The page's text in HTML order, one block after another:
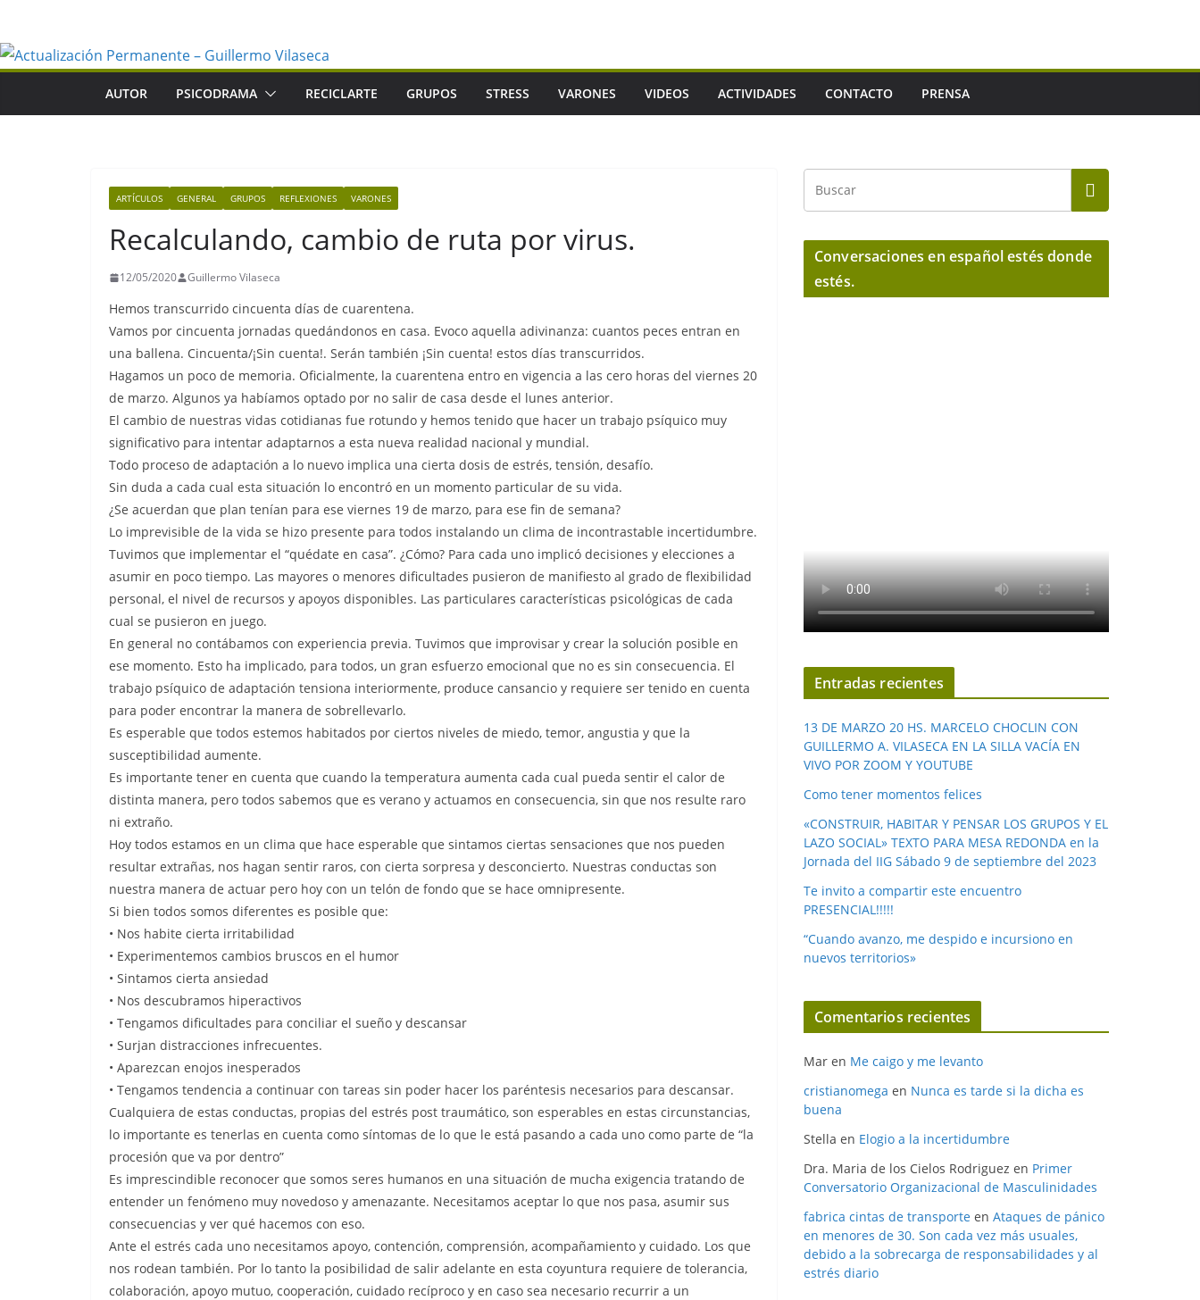
contenido
AUTOR PSICODRAMA RECICLARTE GRUPOS STRESS VARONES VIDEOS ACTIVIDADES CONTACTO PRENSA
ARTÍCULOS GENERAL GRUPOS REFLEXIONES VARONES
Recalculando, cambio de ruta por virus.
12/05/2020 Guillermo Vilaseca
Hemos transcurrido cincuenta días de cuarentena.
Vamos por cincuenta jornadas quedándonos en casa. Evoco aquella adivinanza: cuantos peces entran en
una ballena. Cincuenta/¡Sin cuenta!. Serán también ¡Sin cuenta! estos días transcurridos.
Hagamos un poco de memoria. Oficialmente, la cuarentena entro en vigencia a las cero horas del viernes 20
de marzo. Algunos ya habíamos optado por no salir de casa desde el lunes anterior.
El cambio de nuestras vidas cotidianas fue rotundo y hemos tenido que hacer un trabajo psíquico muy
significativo para intentar adaptarnos a esta nueva realidad nacional y mundial.
Todo proceso de adaptación a lo nuevo implica una cierta dosis de estrés, tensión, desafío.
Sin duda a cada cual esta situación lo encontró en un momento particular de su vida.
¿Se acuerdan que plan tenían para ese viernes 19 de marzo, para ese fin de semana?
Lo imprevisible de la vida se hizo presente para todos instalando un clima de incontrastable incertidumbre.
Tuvimos que implementar el “quédate en casa”. ¿Cómo? Para cada uno implicó decisiones y elecciones a
asumir en poco tiempo. Las mayores o menores dificultades pusieron de manifiesto al grado de flexibilidad
personal, el nivel de recursos y apoyos disponibles. Las particulares características psicológicas de cada
cual se pusieron en juego.
En general no contábamos con experiencia previa. Tuvimos que improvisar y crear la solución posible en
ese momento. Esto ha implicado, para todos, un gran esfuerzo emocional que no es sin consecuencia. El
trabajo psíquico de adaptación tensiona interiormente, produce cansancio y requiere ser tenido en cuenta
para poder encontrar la manera de sobrellevarlo.
Es esperable que todos estemos habitados por ciertos niveles de miedo, temor, angustia y que la
susceptibilidad aumente.
Es importante tener en cuenta que cuando la temperatura aumenta cada cual pueda sentir el calor de
distinta manera, pero todos sabemos que es verano y actuamos en consecuencia, sin que nos resulte raro
ni extraño.
Hoy todos estamos en un clima que hace esperable que sintamos ciertas sensaciones que nos pueden
resultar extrañas, nos hagan sentir raros, con cierta sorpresa y desconcierto. Nuestras conductas son
nuestra manera de actuar pero hoy con un telón de fondo que se hace omnipresente.
Si bien todos somos diferentes es posible que:
• Nos habite cierta irritabilidad
• Experimentemos cambios bruscos en el humor
• Sintamos cierta ansiedad
• Nos descubramos hiperactivos
• Tengamos dificultades para conciliar el sueño y descansar
• Surjan distracciones infrecuentes.
• Aparezcan enojos inesperados
• Tengamos tendencia a continuar con tareas sin poder hacer los paréntesis necesarios para descansar.
Cualquiera de estas conductas, propias del estrés post traumático, son esperables en estas circunstancias,
lo importante es tenerlas en cuenta como síntomas de lo que le está pasando a cada uno como parte de “la
procesión que va por dentro”
Es imprescindible reconocer que somos seres humanos en una situación de mucha exigencia tratando de
entender un fenómeno muy novedoso y amenazante. Necesitamos aceptar lo que nos pasa, asumir sus
consecuencias y ver qué hacemos con eso.
Ante el estrés cada uno necesitamos apoyo, contención, comprensión, acompañamiento y cuidado. Los que
nos rodean también. Por lo tanto la posibilidad de salir adelante en esta coyuntura requiere de tolerancia,
colaboración, apoyo mutuo, cooperación, cuidado recíproco y en caso sea necesario recurrir a un
Conversaciones en español estés donde
estés.
Entradas recientes
13 DE MARZO 20 HS. MARCELO CHOCLIN CON
GUILLERMO A. VILASECA EN LA SILLA VACÍA EN
VIVO POR ZOOM Y YOUTUBE
Como tener momentos felices
«CONSTRUIR, HABITAR Y PENSAR LOS GRUPOS Y EL
LAZO SOCIAL» TEXTO PARA MESA REDONDA en la
Jornada del IIG Sábado 9 de septiembre del 2023
Te invito a compartir este encuentro
PRESENCIAL!!!!!
“Cuando avanzo, me despido e incursiono en
nuevos territorios»
Comentarios recientes
Mar en Me caigo y me levanto
cristianomega en Nunca es tarde si la dicha es
buena
Stella en Elogio a la incertidumbre
Dra. Maria de los Cielos Rodriguez en Primer
Conversatorio Organizacional de Masculinidades
fabrica cintas de transporte en Ataques de pánico
en menores de 30. Son cada vez más usuales,
debido a la sobrecarga de responsabilidades y al
estrés diario